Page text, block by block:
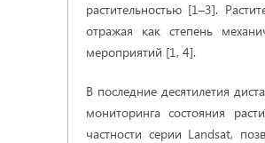
растительностью [1–3].
отражая как степень
мероприятий [1, 4].
В последние десятилетия
мониторинга состояния
частности серии Landsat,